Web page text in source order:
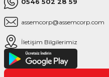
0546 502 28 59
assemcorp@assemcorp.com
İletişim Bilgilerimiz